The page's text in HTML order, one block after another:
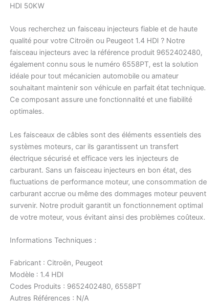
HDI 50KW
Vous recherchez un faisceau injecteurs fiable et de haute
qualité pour votre Citroën ou Peugeot 1.4 HDI ? Notre
faisceau injecteurs avec la référence produit 9652402480,
également connu sous le numéro 6558PT, est la solution
idéale pour tout mécanicien automobile ou amateur
souhaitant maintenir son véhicule en parfait état technique.
Ce composant assure une fonctionnalité et une fiabilité
optimales.
Les faisceaux de câbles sont des éléments essentiels des
systèmes moteurs, car ils garantissent un transfert
électrique sécurisé et efficace vers les injecteurs de
carburant. Sans un faisceau injecteurs en bon état, des
fluctuations de performance moteur, une consommation de
carburant accrue ou même des dommages moteur peuvent
survenir. Notre produit garantit un fonctionnement optimal
de votre moteur, vous évitant ainsi des problèmes coûteux.
Informations Techniques :
Fabricant : Citroën, Peugeot
Modèle : 1.4 HDI
Codes Produits : 9652402480, 6558PT
Autres Références : N/A